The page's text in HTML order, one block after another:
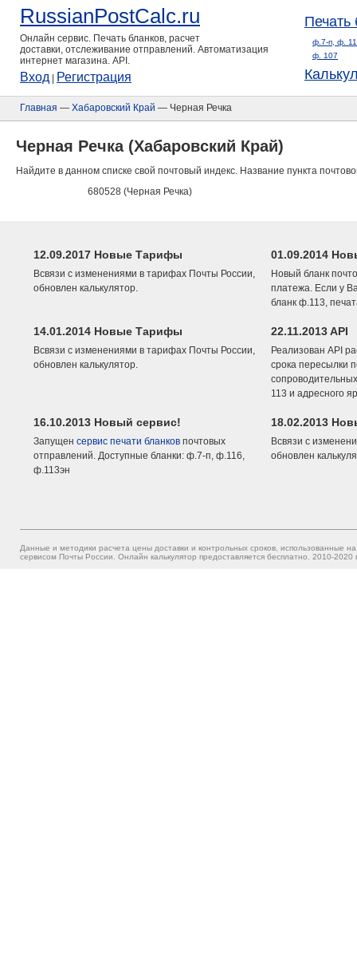
RussianPostCalc.ru
Онлайн сервис. Печать бланков, расчет
доставки, отслеживание отправлений. Автоматизация
интернет магазина. API.
Вход Регистрация
Печать
ф.7-п, ф.
ф. 107
Главная — Хабаровский Край — Черная Речка
Черная Речка (Хабаровский Край)
Найдите в данном списке свой почтовый индекс. Название пункта
680528 (Черная Речка)
12.09.2017 Новые Тарифы
Всвязи с изменениями в тарифах Почты России,
обновлен калькулятор.
01.09.2014
Новый бланк
платежа. Если у
бланк ф.113,
14.01.2014 Новые Тарифы
Всвязи с изменениями в тарифах Почты России,
обновлен калькулятор.
22.11.2013 API
Реализован API
срока пересылки
113 и адресного
16.10.2013 Новый сервис!
Запущен сервис печати бланков почтовых
отправлений. Доступные бланки: ф.7-п, ф.116,
ф.113эн
18.02.2013
Всвязи с
обновлен
Данные и методики расчета цены доставки и контрольных сроков, использованные
сервисом Почты России. Онлайн калькулятор предоставляется бесплатно. 2010-2020